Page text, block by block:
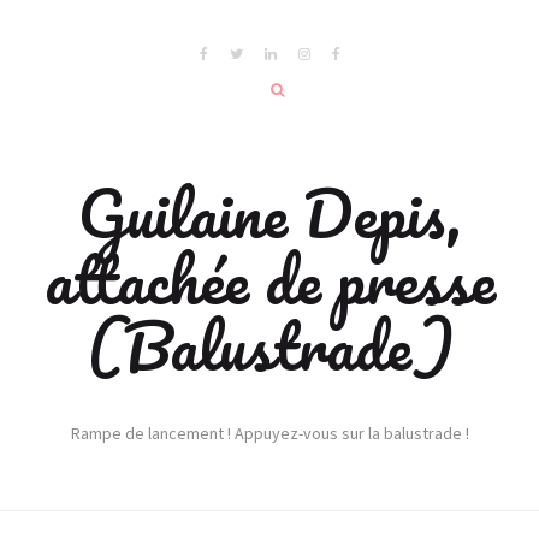
Guilaine Depis,
attachée de presse
(Balustrade)
Rampe de lancement ! Appuyez-vous sur la balustrade !